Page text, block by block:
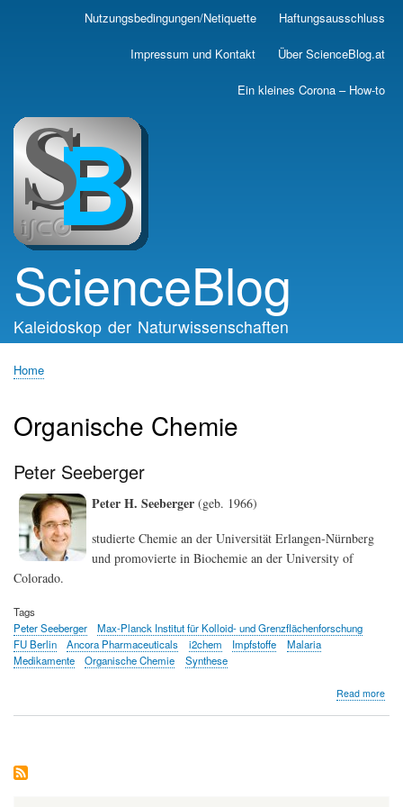
Skip
main
Nutzungsbedingungen/Netiquette Haftungsausschluss
Impressum und Kontakt Über ScienceBlog.at
Ein kleines Corona – How-to
ScienceBlog
Kaleidoskop der Naturwissenschaften
Home
Organische Chemie
Peter Seeberger
Peter H. Seeberger (geb. 1966)
studierte Chemie an der Universität Erlangen-Nürnberg
und promovierte in Biochemie an der University of
Colorado.
Tags
Peter Seeberger
Max-Planck Institut für Kolloid- und Grenzflächenforschung
FU Berlin
Ancora Pharmaceuticals i2chem Impfstoffe
Malaria
Medikamente
Organische Chemie Synthese
Read more